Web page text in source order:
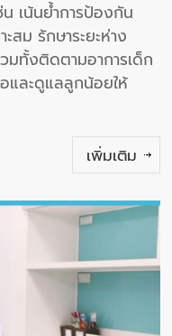
น เน้นย้ำการป้องกัน
สม รักษาระยะห่าง
ทั้งติดตามอาการเด็ก
และดูแลลูกน้อยให้
เพิ่มเติม